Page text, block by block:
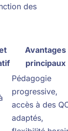
des
Avantages
principaux
Pédagogie
progressive,
accès à des
adaptés,